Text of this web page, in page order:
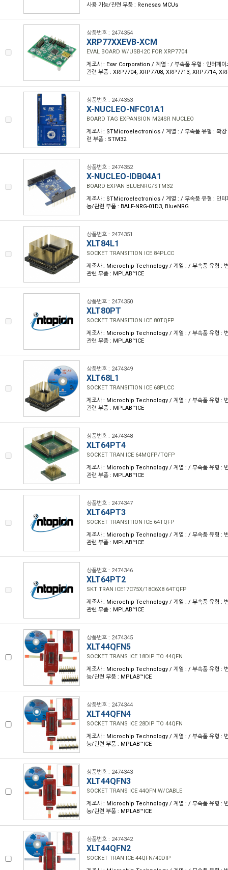
사용 가능/관련 부품 : Renesas MCUs
상품번호 : 2474354
XRP77XXEVB-XCM
EVAL BOARD W/USB-I2C FOR XRP7704
제조사 : Exar Corporation / 계열 : / 부속품 유형 : 인터페
관련 부품 : XRP7704, XRP7708, XRP7713, XRP7714,
상품번호 : 2474353
X-NUCLEO-NFC01A1
BOARD TAG EXPANSION M24SR NUCLEO
제조사 : STMicroelectronics / 계열 : / 부속품 유형 : 확장
련 부품 : STM32
상품번호 : 2474352
X-NUCLEO-IDB04A1
BOARD EXPAN BLUENRG/STM32
제조사 : STMicroelectronics / 계열 : / 부속품 유형 : 인터
능/관련 부품 : BALF-NRG-01D3, BlueNRG
상품번호 : 2474351
XLT84L1
SOCKET TRANSITION ICE 84PLCC
제조사 : Microchip Technology / 계열 : / 부속품 유형 :
관련 부품 : MPLAB™ICE
상품번호 : 2474350
XLT80PT
SOCKET TRANSITION ICE 80TQFP
제조사 : Microchip Technology / 계열 : / 부속품 유형 :
관련 부품 : MPLAB™ICE
상품번호 : 2474349
XLT68L1
SOCKET TRANSITION ICE 68PLCC
제조사 : Microchip Technology / 계열 : / 부속품 유형 :
관련 부품 : MPLAB™ICE
상품번호 : 2474348
XLT64PT4
SOCKET TRAN ICE 64MQFP/TQFP
제조사 : Microchip Technology / 계열 : / 부속품 유형 :
관련 부품 : MPLAB™ICE
상품번호 : 2474347
XLT64PT3
SOCKET TRANSITION ICE 64TQFP
제조사 : Microchip Technology / 계열 : / 부속품 유형 :
관련 부품 : MPLAB™ICE
상품번호 : 2474346
XLT64PT2
SKT TRAN ICE17C75X/18C6X8 64TQFP
제조사 : Microchip Technology / 계열 : / 부속품 유형 :
관련 부품 : MPLAB™ICE
상품번호 : 2474345
XLT44QFN5
SOCKET TRANS ICE 18DIP TO 44QFN
제조사 : Microchip Technology / 계열 : / 부속품 유형 : 변
능/관련 부품 : MPLAB™ICE
상품번호 : 2474344
XLT44QFN4
SOCKET TRANS ICE 28DIP TO 44QFN
제조사 : Microchip Technology / 계열 : / 부속품 유형 : 변
능/관련 부품 : MPLAB™ICE
상품번호 : 2474343
XLT44QFN3
SOCKET TRANS ICE 44QFN W/CABLE
제조사 : Microchip Technology / 계열 : / 부속품 유형 : 변
능/관련 부품 : MPLAB™ICE
상품번호 : 2474342
XLT44QFN2
SOCKET TRAN ICE 44QFN/40DIP